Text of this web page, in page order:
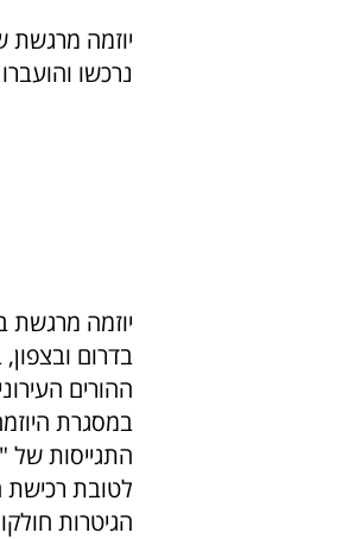
יוזמה מרגשת
נרכשו והועברו 15 גיטרות חדשות לחיילי יחידות שונות בדרום
בדרום
ההורים
התגייסות של
לטובת רכישת
הגיטרות